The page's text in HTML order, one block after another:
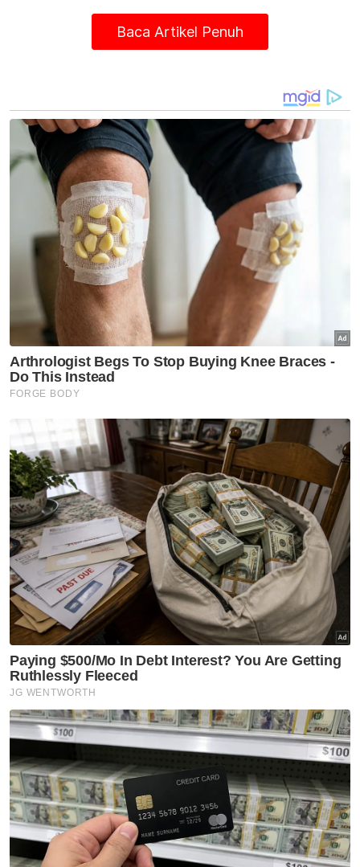
“Apa yang saya lihat, mereka sangat seronok
kerana belajar menerusi visual yang interaktif
dan bukan hanya sekadar alat menghafal.
“Biasanya pelajar habis menghafaz semua
juzuk baru belajar bahasa Arab tetapi dengan
adanya Think Quran, mereka boleh
menguasai dan mengingati dalam satu masa,”
katanya.
Jelas beliau, Think Quran merupakan satu
pendekatan baharu buat pelajar mahupun
sesiapa sahaja untuk mendalami ilmu agama
dan mempertingkatkan prestasi pelajaran
mereka dalam bacaan al-Quran.
Artikel Berkaitan:
Pelajar tahfiz berhimpun, gemakan alunan al-Quran
di masjid negeri
Maahad tahfiz tertentu dikecualikan proses
pemutihan Selangor
Penghafaz antarabangsa jadi idola pelajar tahfiz
Katanya lagi, aplikasi berkenaan bukan hanya
membantu memahami al-Quran tetapi juga
memahami peringatan ALLAH SWT untuk
umat Islam menghayati isi terkandung di
dalamnya.
Baca Artikel Penuh